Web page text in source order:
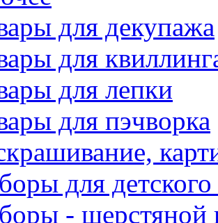
для декупажа
для
для лепки
для пэчворка
для
- шерстяной